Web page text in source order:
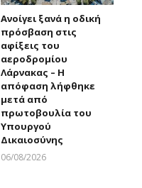
Ανοίγει ξανά η οδική
πρόσβαση στις
αφίξεις του
αεροδρομίου
Λάρνακας – Η
απόφαση λήφθηκε
μετά από
πρωτοβουλία του
Υπουργού
Δικαιοσύνης
06/08/2026